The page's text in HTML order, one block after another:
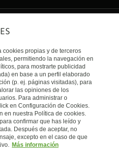
cookies propias y de terceros
permitiendo la navegación en
para mostrarte publicidad
en base a un perfil elaborado
(p. ej. páginas visitadas), para
las opiniones de los
Para administrar o
en Configuración de Cookies.
en nuestra Política de cookies.
confirmar que has leído y
Después de aceptar, no
excepto en el caso de que
Más información